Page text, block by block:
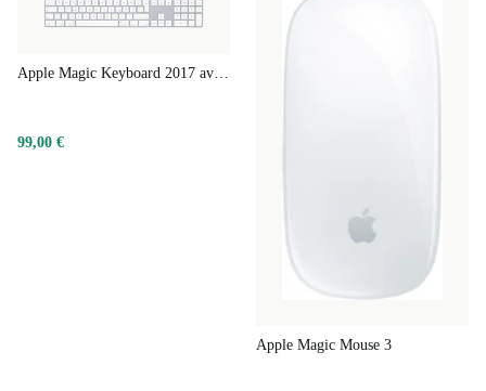
Apple Magic Keyboard 2017 avec pavé numérique
99,00 €
Apple Magic Mouse 3